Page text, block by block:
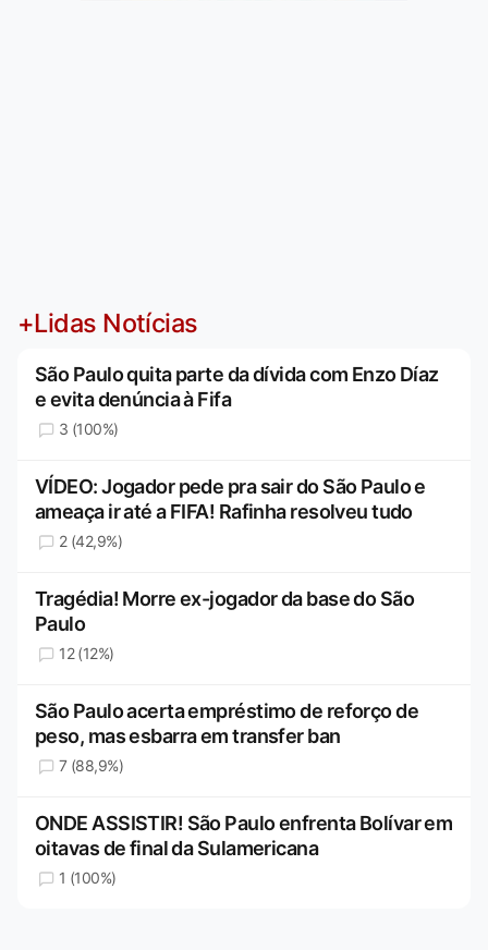
+Lidas Notícias
São Paulo quita parte da dívida com Enzo Díaz
e evita denúncia à Fifa
3 (100%)
VÍDEO: Jogador pede pra sair do São Paulo e
ameaça ir até a FIFA! Rafinha resolveu tudo
2 (42,9%)
Tragédia! Morre ex-jogador da base do São
Paulo
12 (12%)
São Paulo acerta empréstimo de reforço de
peso, mas esbarra em transfer ban
7 (88,9%)
ONDE ASSISTIR! São Paulo enfrenta Bolívar em
oitavas de final da Sulamericana
1 (100%)